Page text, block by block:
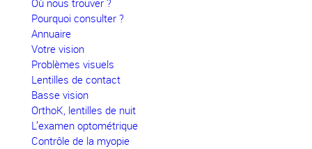
Où nous trouver ?
Pourquoi consulter ?
Annuaire
Votre vision
Problèmes visuels
Lentilles de contact
Basse vision
OrthoK, lentilles de nuit
L’examen optométrique
Contrôle de la myopie